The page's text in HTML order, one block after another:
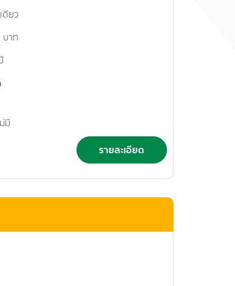
ดียว
บาท
มี
รายละเอียด